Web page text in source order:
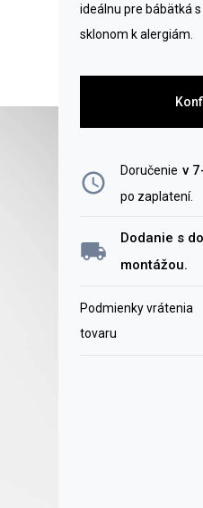
ideálnu pre bábätká
sklonom k alergiám.
Doručenie v
po zaplatení.
Dodanie s
montážou.
Podmienky vrátenia
tovaru